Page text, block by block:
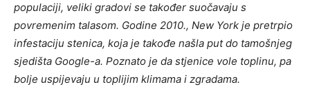
populaciji, veliki gradovi se također suočavaju s
povremenim talasom. Godine 2010., New York je pretrpio
infestaciju stenica, koja je takođe našla put do tamošnjeg
sjedišta Google-a. Poznato je da stjenice vole toplinu, pa
bolje uspijevaju u toplijim klimama i zgradama.